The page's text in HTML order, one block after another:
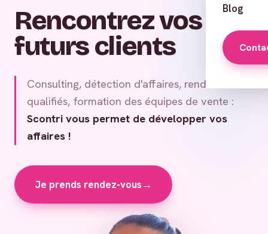
Blog
Rencontrez vos
futurs clients
Consulting, détection d'affaires, rendez-vous
qualifiés, formation des équipes de vente :
Scontri vous permet de développer vos
affaires !
Je prends rendez-vous→